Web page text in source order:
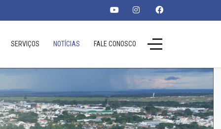
SERVIÇOS NOTÍCIAS FALE CONOSCO